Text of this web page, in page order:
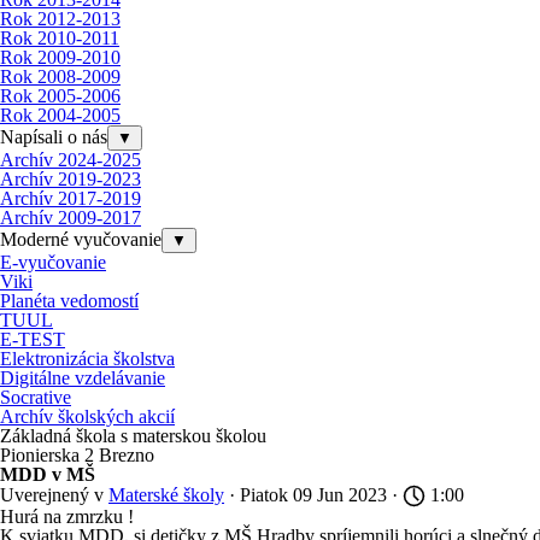
Rok 2012-2013
Rok 2010-2011
Rok 2009-2010
Rok 2008-2009
Rok 2005-2006
Rok 2004-2005
Napísali o nás
▼
Archív 2024-2025
Archív 2019-2023
Archív 2017-2019
Archív 2009-2017
Moderné vyučovanie
▼
E-vyučovanie
Viki
Planéta vedomostí
TUUL
E-TEST
Elektronizácia školstva
Digitálne vzdelávanie
Socrative
Archív školských akcií
Základná škola s materskou školou
Pionierska 2 Brezno
MDD v MŠ
Uverejnený v Materské školy · Piatok 09 Jun 2023 ·
1:00
Hurá na zmrzku !